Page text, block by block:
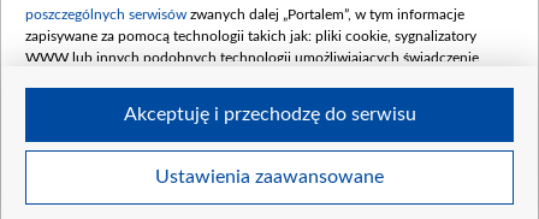
© 2026 Telewizja Polska S. A. w likwidacji
poszczególnych serwisów zwanych dalej „Portalem”, w tym informacje
zapisywane za pomocą technologii takich jak: pliki cookie, sygnalizatory
WWW lub innych podobnych technologii umożliwiających świadczenie
Twoje dane osobowe zbierane podczas odwiedzania przez Ciebie
Ustawienia zaawansowane
Akceptuję i przechodzę do serwisu